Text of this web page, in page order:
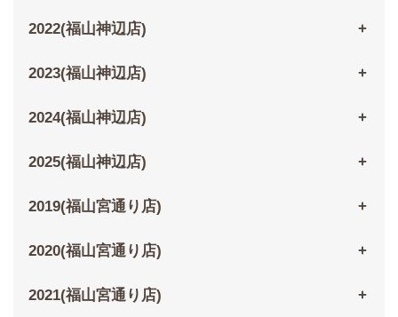
2022(福山神辺店)
2023(福山神辺店)
2024(福山神辺店)
2025(福山神辺店)
2019(福山宮通り店)
2020(福山宮通り店)
2021(福山宮通り店)